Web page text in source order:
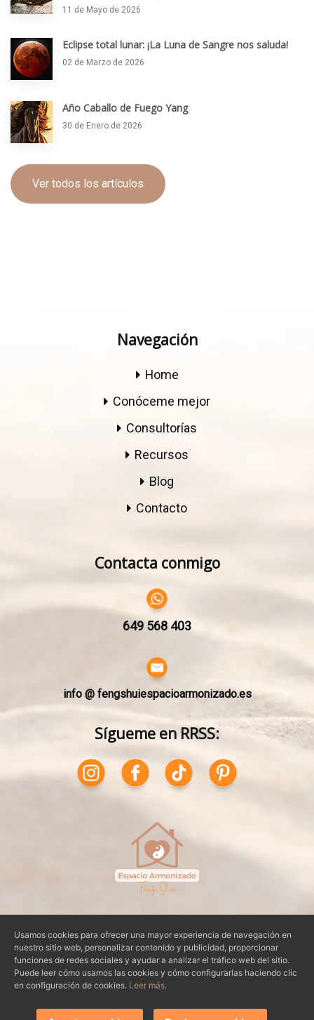
11 de Mayo de 2026
Eclipse total lunar: ¡La Luna de Sangre nos saluda!
02 de Marzo de 2026
Año Caballo de Fuego Yang
30 de Enero de 2026
Ver todos los artículos
Navegación
Home
Conóceme mejor
Consultorías
Recursos
Blog
Contacto
Contacta conmigo
649 568 403
info @ fengshuiespacioarmonizado.es
Sígueme en RRSS:
Aviso Legal | Condiciones de Uso |
Política de Privacidad
| Política de Cookies
Usamos cookies para ofrecer una mayor experiencia de navegación en
nuestro sitio web, personalizar contenido y publicidad, proporcionar
funciones de redes sociales y ayudar a analizar el tráfico web del sitio.
Puede leer cómo usamos las cookies y cómo configurarlas haciendo clic
en configuración de cookies. Leer más.